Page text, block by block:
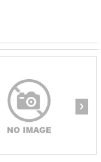
›